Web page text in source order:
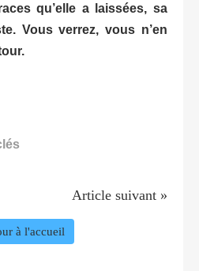
qu’elle a laissées, sa
Vous verrez, vous n’en
Article suivant »
à l'accueil